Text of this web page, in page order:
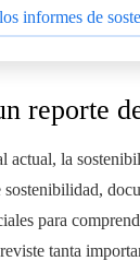
informes de
reporte
actual, la
sostenibilidad,
para
tanta